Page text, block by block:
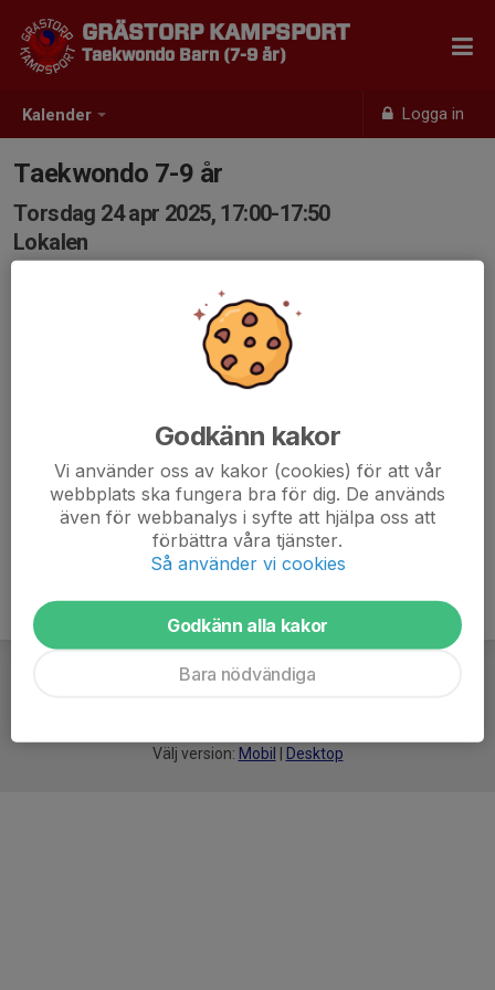
Kalender Logga in
GRÄSTORP KAMPSPORT
Taekwondo Barn (7-9 år)
Taekwondo 7-9 år
Torsdag 24 apr 2025, 17:00-17:50
Lokalen
Välj version: Mobil Desktop
Godkänn kakor
Vi använder oss av kakor (cookies) för att vår
webbplats ska fungera bra för dig. De används
även för webbanalys i syfte att hjälpa oss att
förbättra våra tjänster.
Så använder vi cookies
Godkänn alla kakor
Bara nödvändiga